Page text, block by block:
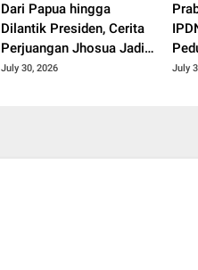
Dari Papua hingga
Dilantik Presiden, Cerita
Perjuangan Jhosua Jadi
Praja IPDN
July 30, 2026 July